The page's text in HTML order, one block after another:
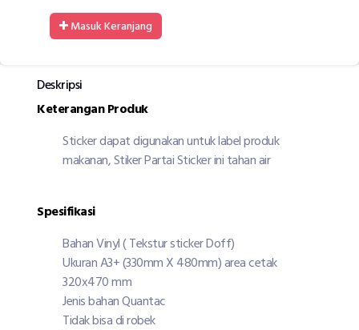
Masuk Keranjang
Deskripsi
Keterangan Produk
Sticker dapat digunakan untuk label produk
makanan, Stiker Partai Sticker ini tahan air
Spesifikasi
Bahan Vinyl ( Tekstur sticker Doff)
Ukuran A3+ (330mm X 480mm) area cetak
320x470 mm
Jenis bahan Quantac
Tidak bisa di robek